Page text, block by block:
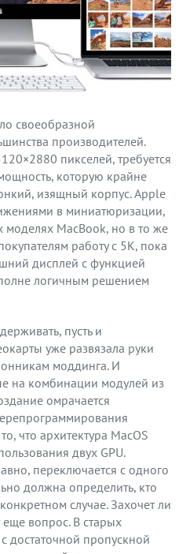
своеобразной
производителей.
пикселей, требуется
которую крайне
изящный корпус. Apple
в миниатюризации,
MacBook, но в то же
работу с 5K, пока
дисплей с функцией
логичным решением
пусть и
уже развязала руки
моддинга. И
на комбинации модулей из
омрачается
что архитектура MacOS
двух GPU.
переключается с одного
должна определить, кто
случае. Захочет ли
вопрос. В старых
достаточной пропускной